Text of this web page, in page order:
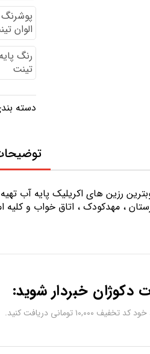
الوان
رنگ
تینت
دسته
رزين هاي اكريليك پايه آب
دکوژان خبردار شوید:
تومانی دریافت کنید.